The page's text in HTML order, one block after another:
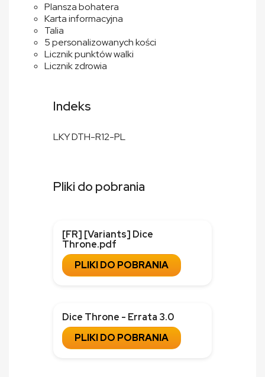
Plansza bohatera
Karta informacyjna
Talia
5 personalizowanych kości
Licznik punktów walki
Licznik zdrowia
Indeks
LKY DTH-R12-PL
Pliki do pobrania
[FR] [Variants] Dice
Throne.pdf
PLIKI DO POBRANIA
Dice Throne - Errata 3.0
PLIKI DO POBRANIA